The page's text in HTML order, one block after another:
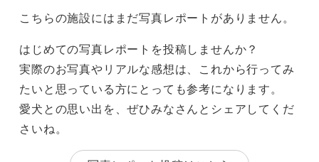
こちらの施設にはまだ写真レポートがありません。
はじめての写真レポートを投稿しませんか？
実際のお写真やリアルな感想は、これから行ってみ
たいと思っている方にとっても参考になります。
愛犬との思い出を、ぜひみなさんとシェアしてくだ
さいね。